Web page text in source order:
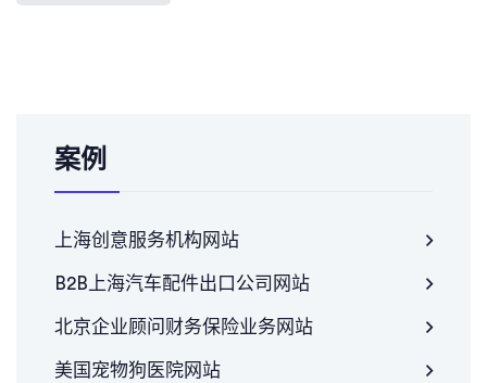
案例
上海创意服务机构网站
B2B上海汽车配件出口公司网站
北京企业顾问财务保险业务网站
美国宠物狗医院网站